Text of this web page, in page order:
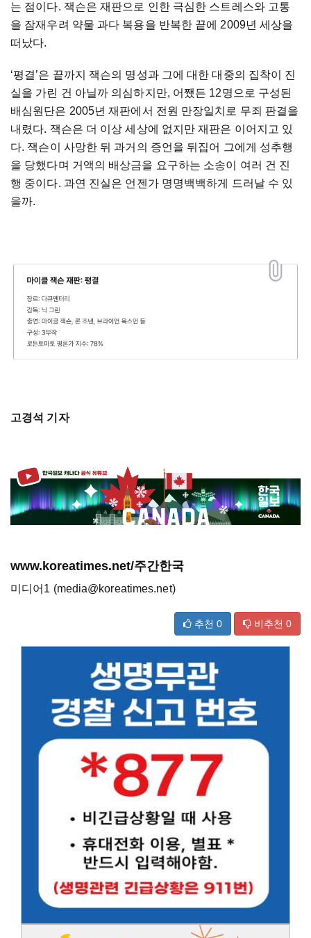
는 점이다. 잭슨은 재판으로 인한 극심한 스트레스와 고통
을 잠재우려 약물 과다 복용을 반복한 끝에 2009년 세상을
떠났다.
‘평결’은 끝까지 잭슨의 명성과 그에 대한 대중의 집착이 진
실을 가린 건 아닐까 의심하지만, 어쨌든 12명으로 구성된
배심원단은 2005년 재판에서 전원 만장일치로 무죄 판결을
내렸다. 잭슨은 더 이상 세상에 없지만 재판은 이어지고 있
다. 잭슨이 사망한 뒤 과거의 증언을 뒤집어 그에게 성추행
을 당했다며 거액의 배상금을 요구하는 소송이 여러 건 진
행 중이다. 과연 진실은 언젠가 명명백백하게 드러날 수 있
을까.
고경석 기자
www.koreatimes.net/주간한국
미디어1 (media@koreatimes.net)
추천 0 비추천 0